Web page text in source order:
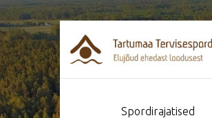
Spordirajatised